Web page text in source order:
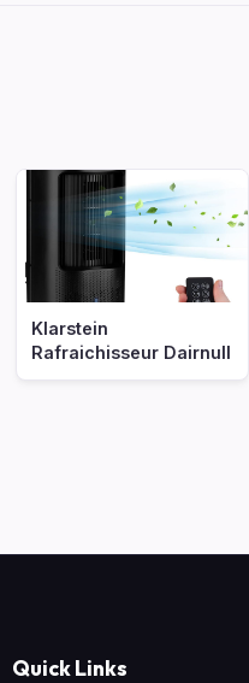
Klarstein
Rafraichisseur Dairnull
Quick Links